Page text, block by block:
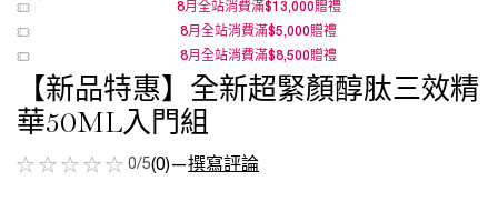
8月全站消費滿$13,000贈禮
8月全站消費滿$5,000贈禮
8月全站消費滿$8,500贈禮
【新品特惠】全新超緊顏醇肽三效精
華50ML入門組
0/5(0)—撰寫評論